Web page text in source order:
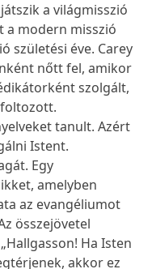
a világmisszió
a modern misszió
születési éve. Carey
nőtt fel, amikor
szolgált,
tanult. Azért
Istent.
Egy
amelyben
az evangéliumot
összejövetel
Ha Isten
akkor ez